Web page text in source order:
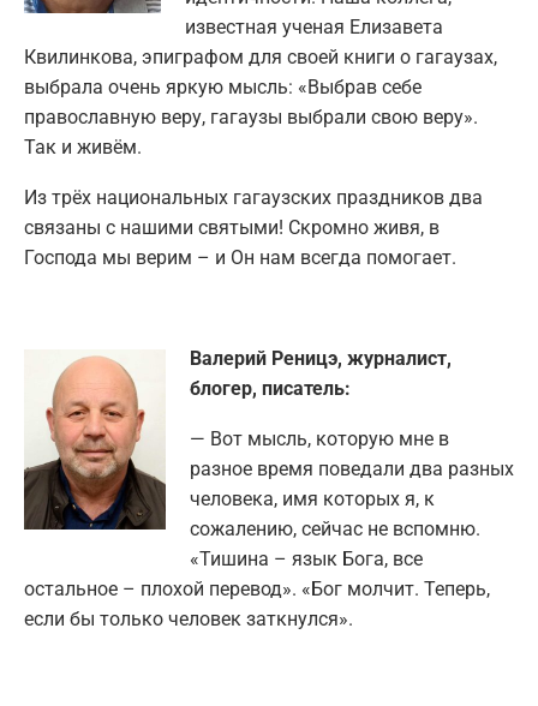
известная ученая Елизавета
Квилинкова, эпиграфом для своей книги о гагаузах,
выбрала очень яркую мысль: «Выбрав себе
православную веру, гагаузы выбрали свою веру».
Так и живём.
Из трёх национальных гагаузских праздников два
связаны с нашими святыми! Скромно живя, в
Господа мы верим – и Он нам всегда помогает.
Валерий Реницэ, журналист,
блогер, писатель:
— Вот мысль, которую мне в
разное время поведали два разных
человека, имя которых я, к
сожалению, сейчас не вспомню.
«Тишина – язык Бога, все
остальное – плохой перевод». «Бог молчит. Теперь,
если бы только человек заткнулся».